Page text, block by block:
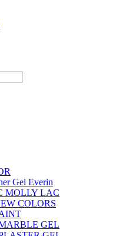
Gel Everin
MOLLY LAC
COLORS
GEL